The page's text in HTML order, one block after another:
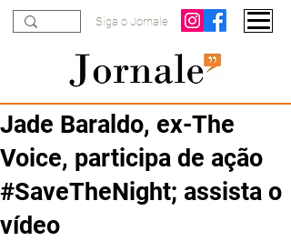
Siga o Jornale
Jade Baraldo, ex-The
Voice, participa de ação
#SaveTheNight; assista o
vídeo